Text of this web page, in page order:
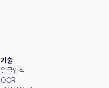
기술
얼굴인식
OCR